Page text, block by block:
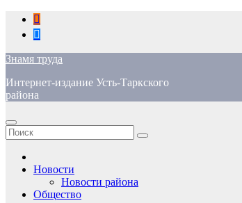
Перейти
содержимому
Знамя труда
Интернет-издание Усть-Таркского
района
Новости
Новости района
Общество